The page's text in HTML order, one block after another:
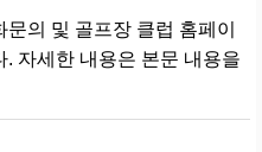
의 및 골프장 클럽 홈페이
자세한 내용은 본문 내용을